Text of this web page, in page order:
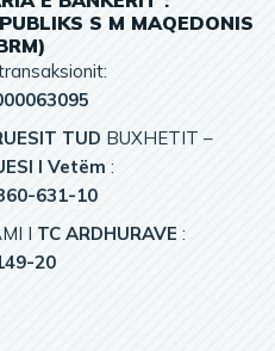
S M MAQEDONIS
TUD BUXHETIT –
I Vetëm :
631-10
I TC ARDHURAVE :
20